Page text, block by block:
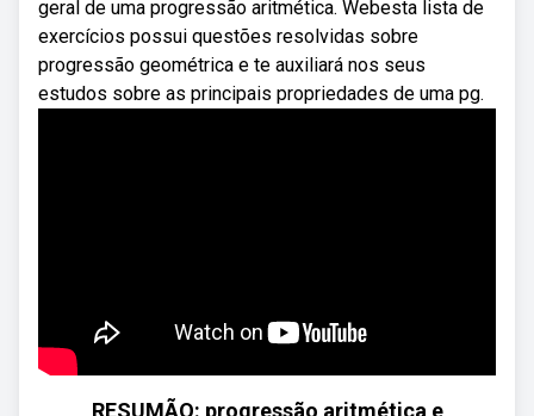
geral de uma progressão aritmética. Webesta lista de
exercícios possui questões resolvidas sobre
progressão geométrica e te auxiliará nos seus
estudos sobre as principais propriedades de uma pg.
RESUMÃO: progressão aritmética e